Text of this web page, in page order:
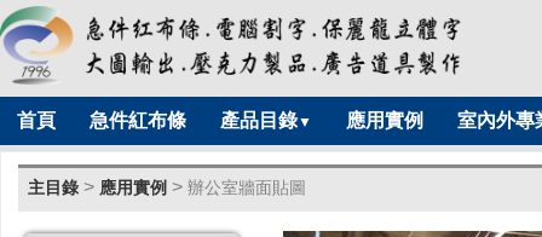
首頁 急件紅布條 產品目錄▼ 應用實例 室內外專
主目錄 > 應用實例 > 辦公室牆面貼圖